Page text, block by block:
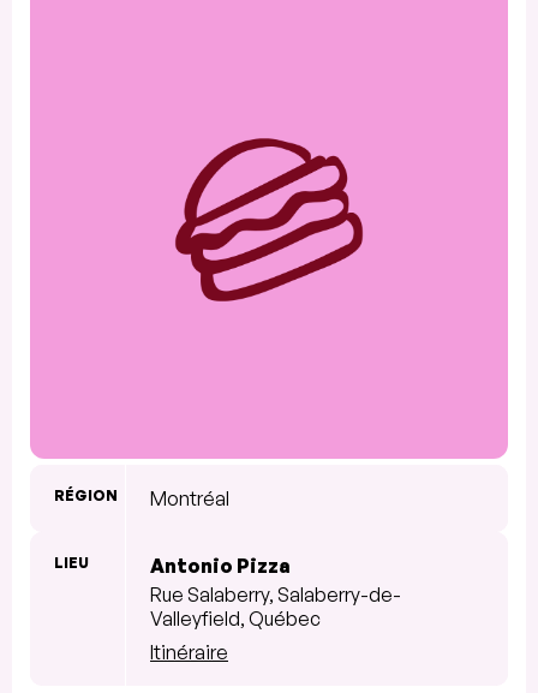
RÉGION Montréal
LIEU
Antonio Pizza
Rue Salaberry, Salaberry-de-
Valleyfield, Québec
Itinéraire